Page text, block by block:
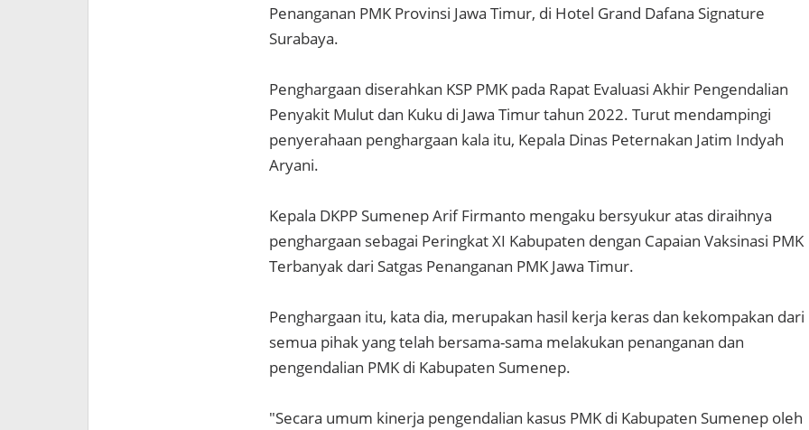
Penanganan PMK Provinsi Jawa Timur, di Hotel Grand Dafana Signature
Surabaya.
Penghargaan diserahkan KSP PMK pada Rapat Evaluasi Akhir Pengendalian
Penyakit Mulut dan Kuku di Jawa Timur tahun 2022. Turut mendampingi
penyerahaan penghargaan kala itu, Kepala Dinas Peternakan Jatim Indyah
Aryani.
Kepala DKPP Sumenep Arif Firmanto mengaku bersyukur atas diraihnya
penghargaan sebagai Peringkat XI Kabupaten dengan Capaian Vaksinasi PMK
Terbanyak dari Satgas Penanganan PMK Jawa Timur.
Penghargaan itu, kata dia, merupakan hasil kerja keras dan kekompakan dari
semua pihak yang telah bersama-sama melakukan penanganan dan
pengendalian PMK di Kabupaten Sumenep.
"Secara umum kinerja pengendalian kasus PMK di Kabupaten Sumenep oleh